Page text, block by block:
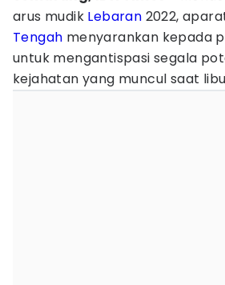
arus mudik Lebaran 2022,
Tengah menyarankan kepada
untuk mengantispasi segala
kejahatan yang muncul saat